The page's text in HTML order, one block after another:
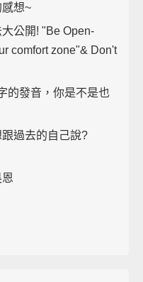
想~
公開! "Be Open-
comfort zone"& Don't
的發音，你是不是也
過去的自己說?